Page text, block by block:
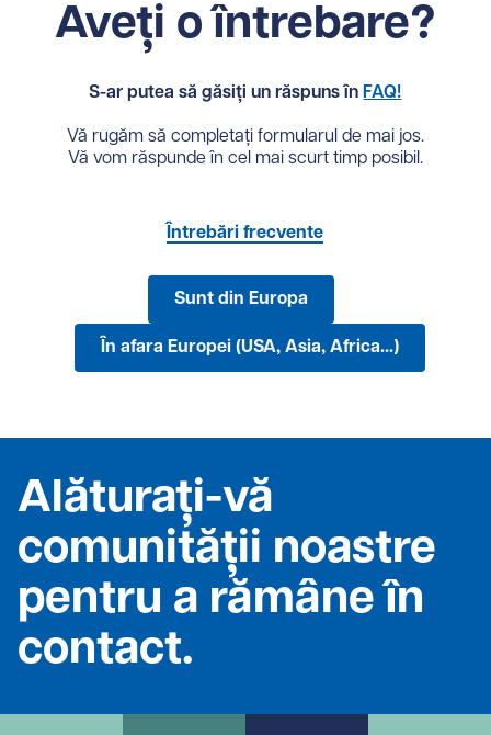
Aveți o întrebare?
S-ar putea să găsiți un răspuns în FAQ!
Vă rugăm să completați formularul de mai jos.
Vă vom răspunde în cel mai scurt timp posibil.
Întrebări frecvente
Sunt din Europa
În afara Europei (USA, Asia, Africa...)
Alăturați-vă
comunității noastre
pentru a rămâne în
contact.